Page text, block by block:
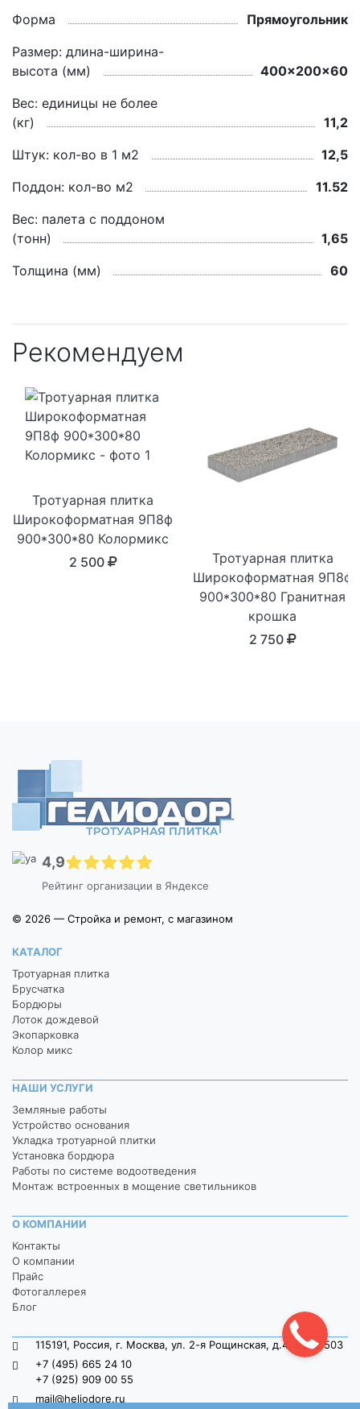
Форма
Прямоугольник
Размер: длина-ширина-
высота (мм)
400x200x60
Вес: единицы не более
(кг)
11,2
Штук: кол-во в 1 м2
12,5
Поддон: кол-во м2
11.52
Вес: палета с поддоном
(тонн)
1,65
Толщина (мм)
60
Рекомендуем
Тротуарная плитка
Широкоформатная 9П8ф
900*300*80 Колормикс
2 500
Тротуарная плитка
Широкоформатная 9П8ф
900*300*80 Гранитная
крошка
2 750
4,9
Рейтинг организации в Яндексе
© 2026 — Стройка и ремонт, с магазином
КАТАЛОГ
Тротуарная плитка
Брусчатка
Бордюры
Лоток дождевой
Экопарковка
Колор микс
НАШИ УСЛУГИ
Земляные работы
Устройство основания
Укладка тротуарной плитки
Установка бордюра
Работы по системе водоотведения
Монтаж встроенных в мощение светильников
О КОМПАНИИ
Контакты
О компании
Прайс
Фотогаллерея
Блог
115191, Россия, г. Москва, ул. 2-я Рощинская, д.4, офис 503
+7 (495) 665 24 10
+7 (925) 909 00 55
mail@heliodore.ru